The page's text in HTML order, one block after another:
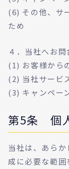
(6) その他、サ
ため
４．当社へお
(1) お客様から
(2) 当社サービ
(3) キャンペー
第5条 個
当社は、あら
成に必要な範